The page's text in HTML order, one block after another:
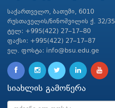
საქართველო, ბათუმი, 6010
რუსთაველის/ნინოშვილის ქ. 32/35
ტელ: +995(422) 27–17–80
ფაქსი: +995(422) 27–17–87
ელ. ფოსტა: info@bsu.edu.ge
სიახლის გამოწერა